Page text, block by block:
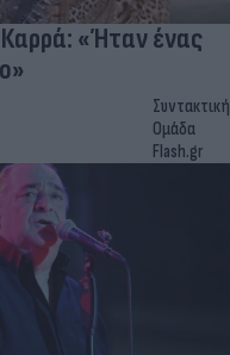
«Ήταν ένας
Συντακτική
Ομάδα
Flash.gr